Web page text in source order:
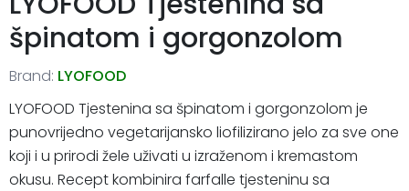
špinatom i gorgonzolom
Brand: LYOFOOD
LYOFOOD Tjestenina sa špinatom i gorgonzolom je
punovrijedno vegetarijansko liofilizirano jelo za sve one
koji i u prirodi žele uživati u izraženom i kremastom
okusu. Recept kombinira farfalle tjesteninu sa